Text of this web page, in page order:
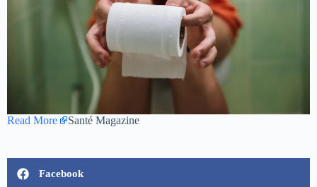
Read More Santé Magazine
Facebook